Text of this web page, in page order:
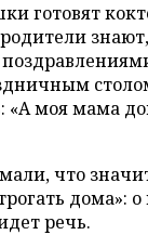
готовят
«А моя мама
что
дома»: о
речь.